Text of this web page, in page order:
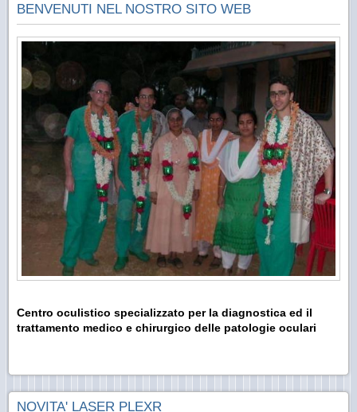
BENVENUTI NEL NOSTRO SITO WEB
Centro oculistico specializzato per la diagnostica ed il
trattamento medico e chirurgico delle patologie oculari
NOVITA' LASER PLEXR